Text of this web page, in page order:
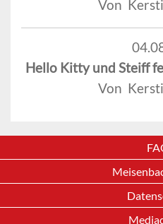
Von
Hello Kitty und Steiff
Von